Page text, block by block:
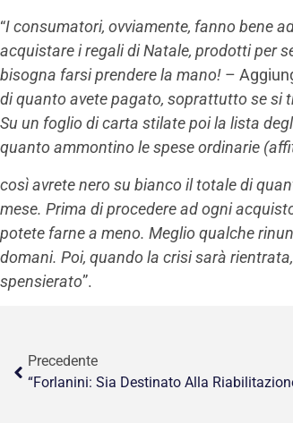
“I consumatori, ovviamente, fanno bene
acquistare i regali di Natale, prodotti per
bisogna farsi prendere la mano! –
di quanto avete pagato, soprattutto se si
Su un foglio di carta stilate poi la lista
quanto ammontino le spese ordinarie
così avrete nero su bianco il totale di
mese. Prima di procedere ad ogni
potete farne a meno. Meglio qualche
domani. Poi, quando la crisi sarà
spensierato”.
Precedente
“Forlanini: Sia Destinato Alla